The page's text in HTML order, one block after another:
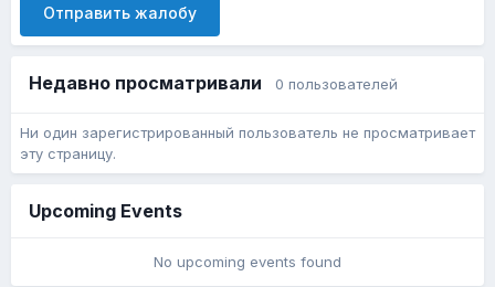
Отправить жалобу
Недавно просматривали 0 пользователей
Ни один зарегистрированный пользователь не просматривает
эту страницу.
Upcoming Events
No upcoming events found